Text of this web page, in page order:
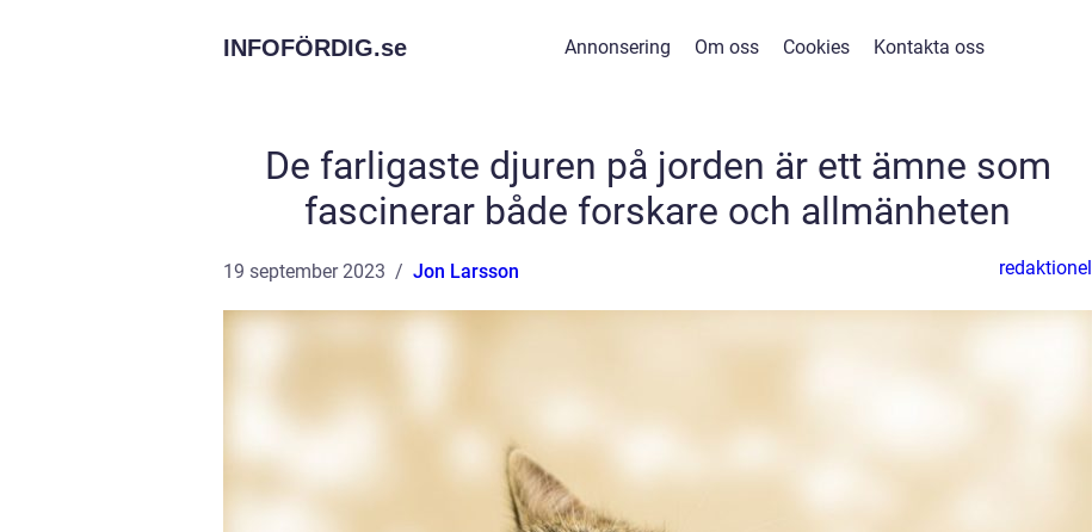
INFOFÖRDIG.se Annonsering Om oss Cookies Kontakta oss
De farligaste djuren på jorden är ett ämne som
fascinerar både forskare och allmänheten
19 september 2023 Jon Larsson redaktionel